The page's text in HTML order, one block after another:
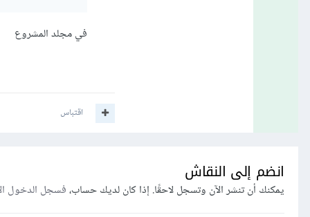
في مجلد المشروع
اقتباس
انضم إلى النقاش
يمكنك أن تنشر الآن وتسجل لاحقًا. إذا كان لديك حساب،فسجل الدخول